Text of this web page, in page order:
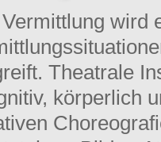
wird
Theatrale
körperlich